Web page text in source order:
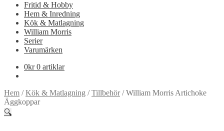
Fritid & Hobby
Hem & Inredning
Kök & Matlagning
William Morris
Serier
Varumärken
0kr 0 artiklar
Hem /Kök & Matlagning /Tillbehör/William Morris Artichoke
Äggkoppar
🔍